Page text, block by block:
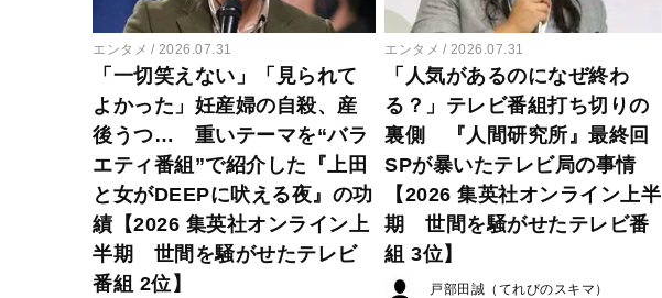
エンタメ 2026.07.31
「一切笑えない」「見られて
よかった」妊産婦の自殺、産
後うつ… 重いテーマを“バラ
エティ番組”で紹介した『上田
と女がDEEPに吠える夜』の功
績【2026 集英社オンライン上
半期 世間を騒がせたテレビ
番組 2位】
エンタメ 2026.07.31
「人気があるのになぜ終わ
る？」テレビ番組打ち切りの
裏側 『人間研究所』最終回
SPが暴いたテレビ局の事情
【2026 集英社オンライン上半
期 世間を騒がせたテレビ番
組 3位】
戸部田誠（てれびのスキマ）